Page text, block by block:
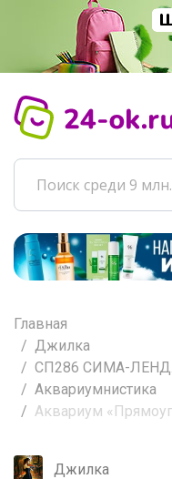
Главная
Джилка
СП286 СИМА-ЛЕНД.
Аквариумнистика
Аквариум
Джилка